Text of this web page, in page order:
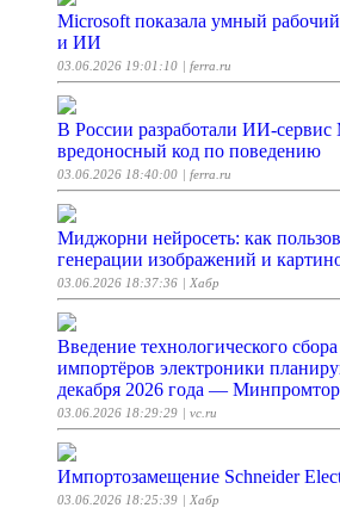
Microsoft показала умный
и ИИ
03.06.2026 19:01:10 | ferra.ru
В России разработали ИИ-
вредоносный код по поведению
03.06.2026 18:40:00 | ferra.ru
Миджорни нейросеть: как
генерации изображений и
03.06.2026 18:37:36 | Хабр
Введение технологического
импортёров электроники
декабря 2026 года —
03.06.2026 18:29:29 | vc.ru
Импортозамещение Schneider
03.06.2026 18:25:39 | Хабр